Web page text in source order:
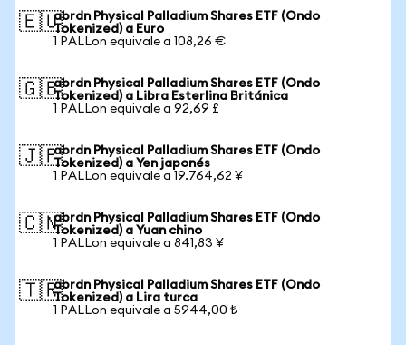
🇪🇺abrdn Physical Palladium Shares ETF (Ondo
Tokenized) a Euro
1 PALLon equivale a 108,26 €
🇬🇧abrdn Physical Palladium Shares ETF (Ondo
Tokenized) a Libra Esterlina Británica
1 PALLon equivale a 92,69 £
🇯🇵abrdn Physical Palladium Shares ETF (Ondo
Tokenized) a Yen japonés
1 PALLon equivale a 19.764,62 ¥
🇨🇳abrdn Physical Palladium Shares ETF (Ondo
Tokenized) a Yuan chino
1 PALLon equivale a 841,83 ¥
🇹🇷abrdn Physical Palladium Shares ETF (Ondo
Tokenized) a Lira turca
1 PALLon equivale a 5944,00 ₺